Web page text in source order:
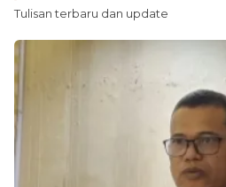
Tulisan terbaru dan update